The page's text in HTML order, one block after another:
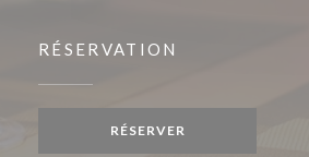
RÉSERVATION
RÉSERVER